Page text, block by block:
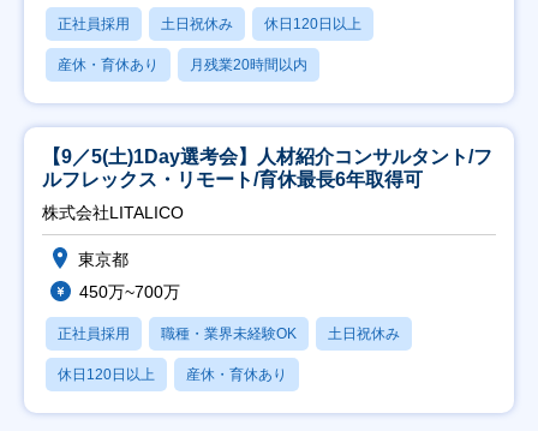
正社員採用 土日祝休み 休日120日以上
産休・育休あり 月残業20時間以内
【9／5(土)1Day選考会】人材紹介コンサルタント/フ
ルフレックス・リモート/育休最長6年取得可
株式会社LITALICO
東京都
450万~700万
正社員採用 職種・業界未経験OK 土日祝休み
休日120日以上 産休・育休あり